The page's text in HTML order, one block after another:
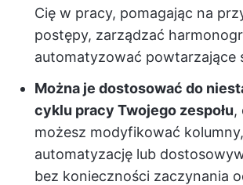
Cię w pracy, pomagając na
postępy, zarządzać
automatyzować powtarzające
Można je dostosować do
cyklu pracy Twojego zespołu,
możesz modyfikować
automatyzację lub
bez konieczności zaczynania